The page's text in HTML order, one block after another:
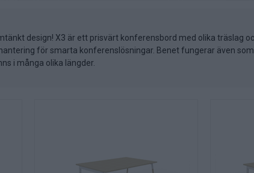
design! X3 är ett prisvärt konferensbord med olika träslag
för smarta konferenslösningar. Benet fungerar även
i många olika längder.